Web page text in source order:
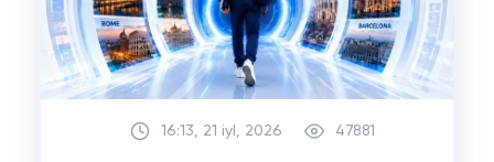
16:13, 21 iyl, 2026 47881